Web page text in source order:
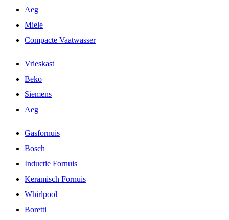
Aeg
Miele
Compacte Vaatwasser
Vrieskast
Beko
Siemens
Aeg
Gasfornuis
Bosch
Inductie Fornuis
Keramisch Fornuis
Whirlpool
Boretti